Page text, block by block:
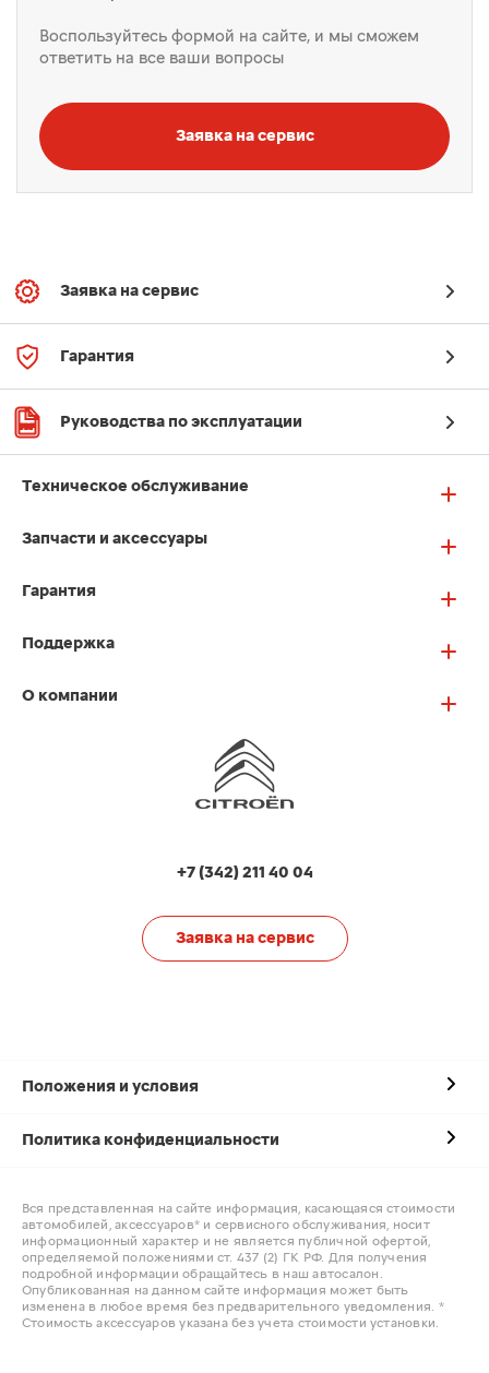
Воспользуйтесь формой на сайте, и мы сможем
ответить на все ваши вопросы
Заявка на сервис
Заявка на сервис
Гарантия
Руководства по эксплуатации
Техническое обслуживание
Запчасти и аксессуары
Гарантия
Поддержка
О компании
+7 (342) 211 40 04
Заявка на сервис
Положения и условия
Политика конфиденциальности
Вся представленная на сайте информация, касающаяся стоимости
автомобилей, аксессуаров* и сервисного обслуживания, носит
информационный характер и не является публичной офертой,
определяемой положениями ст. 437 (2) ГК РФ. Для получения
подробной информации обращайтесь в наш автосалон.
Опубликованная на данном сайте информация может быть
изменена в любое время без предварительного уведомления. *
Стоимость аксессуаров указана без учета стоимости установки.